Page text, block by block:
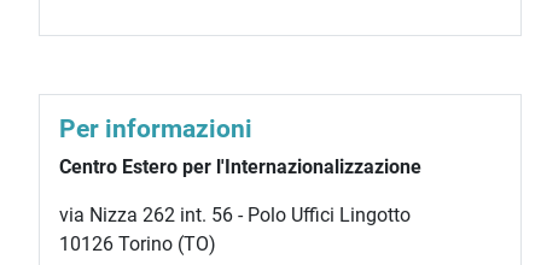
Per informazioni
Centro Estero per l'Internazionalizzazione
via Nizza 262 int. 56 - Polo Uffici Lingotto
10126 Torino (TO)